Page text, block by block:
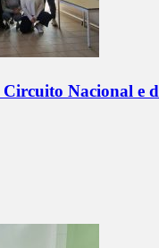
Circuito Nacional